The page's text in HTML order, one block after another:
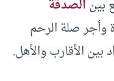
بينالصدقة
وأجر صلة الرحم
بين الأقارب والأهل.